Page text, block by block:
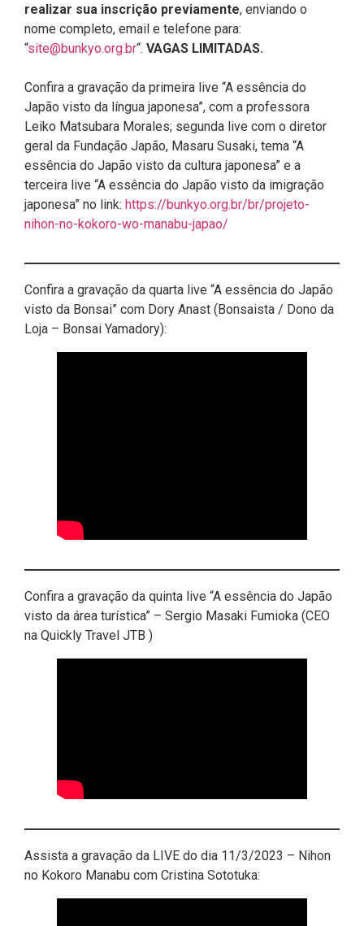
realizar sua inscrição previamente, enviando o
nome completo, email e telefone para:
“site@bunkyo.org.br“. VAGAS LIMITADAS.
Confira a gravação da primeira live “A essência do
Japão visto da língua japonesa”, com a professora
Leiko Matsubara Morales; segunda live com o diretor
geral da Fundação Japão, Masaru Susaki, tema “A
essência do Japão visto da cultura japonesa” e a
terceira live “A essência do Japão visto da imigração
japonesa” no link: https://bunkyo.org.br/br/projeto-
nihon-no-kokoro-wo-manabu-japao/
Confira a gravação da quarta live “A essência do Japão
visto da Bonsai” com Dory Anast (Bonsaista / Dono da
Loja – Bonsai Yamadory):
Confira a gravação da quinta live “A essência do Japão
visto da área turística” – Sergio Masaki Fumioka (CEO
na Quickly Travel JTB )
Assista a gravação da LIVE do dia 11/3/2023 – Nihon
no Kokoro Manabu com Cristina Sototuka: